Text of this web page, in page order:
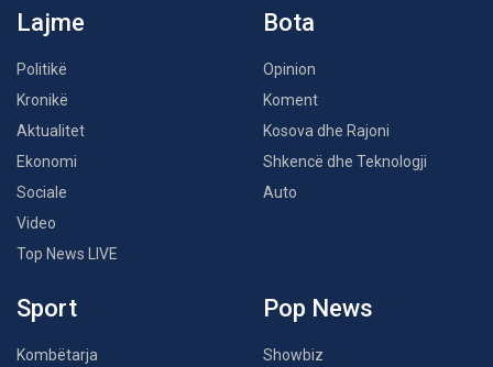
Lajme
Politikë
Kronikë
Aktualitet
Ekonomi
Sociale
Video
Top News LIVE
Bota
Opinion
Koment
Kosova dhe Rajoni
Shkencë dhe Teknologji
Auto
Sport
Kombëtarja
Pop News
Showbiz